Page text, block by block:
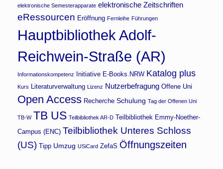
elektronische Semesterapparate elektronische Zeitschriften
eRessourcen Eröffnung Fernleihe Führungen
Hauptbibliothek Adolf-
Reichwein-Straße (AR)
Informationskompetenz Initiative E-Books.NRW Katalog plus
Kurs Literaturverwaltung Lizenz Nutzerbefragung Offene Uni
Open Access Recherche Schulung Tag der Offenen Uni
TB-W TB US Teilbibliothek AR-D Teilbibliothek Emmy-Noether-
Campus (ENC) Teilbibliothek Unteres Schloss
(US)
Tipp Umzug USiCard ZefaS Öffnungszeiten